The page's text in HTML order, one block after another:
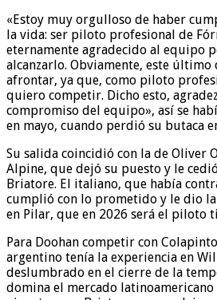
«Estoy muy orgulloso de haber
la vida: ser piloto profesional de
eternamente agradecido al equipo
alcanzarlo. Obviamente, este
afrontar, ya que, como piloto
quiero competir. Dicho esto,
compromiso del equipo», así se
en mayo, cuando perdió su butaca
Su salida coincidió con la de Oliver
Alpine, que dejó su puesto y le
Briatore. El italiano, que había
cumplió con lo prometido y le dio
en Pilar, que en 2026 será el piloto
Para Doohan competir con
argentino tenía la experiencia en
deslumbrado en el cierre de la
domina el mercado latinoamericano